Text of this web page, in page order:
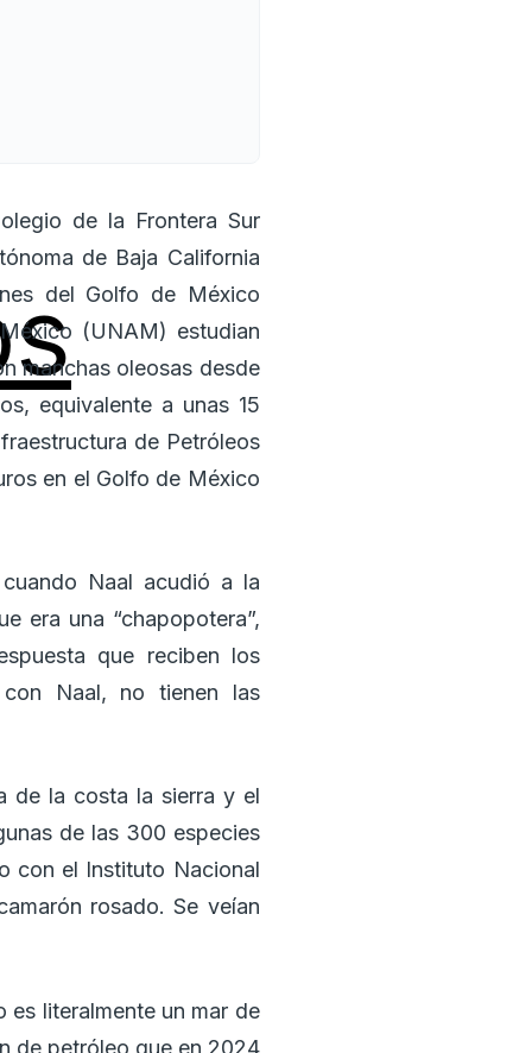
de la Frontera Sur
de Baja California
del Golfo de México
(UNAM) estudian
manchas oleosas desde
equivalente a unas 15
de Petróleos
en el Golfo de México
Naal acudió a la
era una “chapopotera”,
que reciben los
Naal, no tienen las
de la costa la sierra y el
de las 300 especies
con el Instituto Nacional
rosado. Se veían
es literalmente un mar de
de petróleo que en 2024